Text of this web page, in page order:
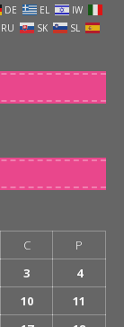
DE EL
IW
RU SK
SL
C
P
3
4
10
11